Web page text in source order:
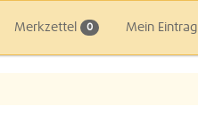
Merkzettel 0 Mein Eintrag